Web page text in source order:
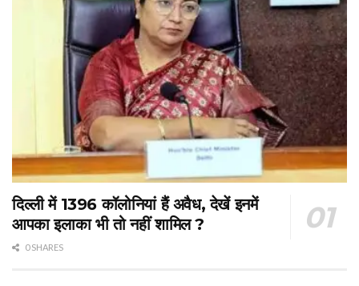
दिल्ली में 1396 कॉलोनियां हैं अवैध, देखें इनमें
आपका इलाका भी तो नहीं शामिल ?
0 SHARES